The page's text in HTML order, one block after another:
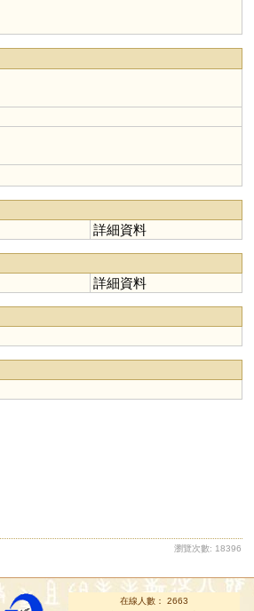
詳細資料
詳細資料
瀏覽次數: 18396
在線人數： 2663